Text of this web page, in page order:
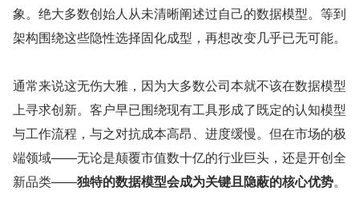
象。绝大多数创始人从未清晰阐述过自己的数据模型。等到
架构围绕这些隐性选择固化成型，再想改变几乎已无可能。
通常来说这无伤大雅，因为大多数公司本就不该在数据模型
上寻求创新。客户早已围绕现有工具形成了既定的认知模型
与工作流程，与之对抗成本高昂、进度缓慢。但在市场的极
端领域——无论是颠覆市值数十亿的行业巨头，还是开创全
新品类——独特的数据模型会成为关键且隐蔽的核心优势。